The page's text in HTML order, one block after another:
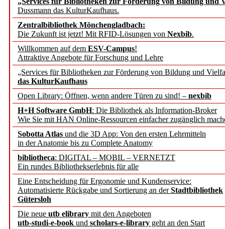
Dussmann das KulturKaufhaus.
Zentralbibliothek Mönchengladbach:
Die Zukunft ist jetzt! Mit RFID-Lösungen von Nexbib.
Willkommen auf dem ESV-Campus!
Attraktive Angebote für Forschung und Lehre
„Services für Bibliotheken zur Förderung von Bildung und
das KulturKaufhaus
Open Library: Öffnen, wenn andere Türen zu sind! – nexbib
H+H Software GmbH: Die Bibliothek als Information-Broker
Wie Sie mit HAN Online-Ressourcen einfacher zugänglich
Sobotta Atlas und die 3D App: Von den ersten Lehrmitteln
in der Anatomie bis zu Complete Anatomy
bibliotheca: DIGITAL – MOBIL – VERNETZT
Ein rundes Bibliothekserlebnis für alle
Eine Entscheidung für Ergonomie und Kundenservice:
Automatisierte Rückgabe und Sortierung an derStadtbibliothek
Gütersloh
Die neue utb elibrary mit den Angeboten
utb-studi-e-book und scholars-e-library geht an den Start
angepasst
konstruktiv!
Mohr Siebeck
und die Zeitschrift für
Francke Attempto
EBSCO Information
Recherchefunktionen in
Sorbisches Institut neu
Geschichte und